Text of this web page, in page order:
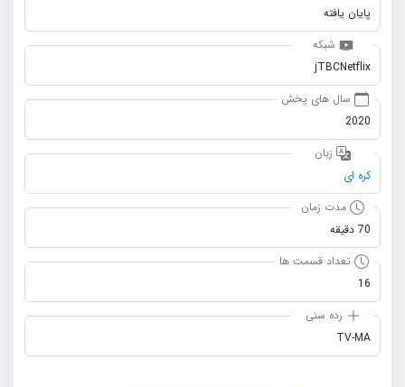
پایان یافته
شبکه
jTBCNetflix
سال های پخش
2020
زبان
کره ای
مدت زمان
70 دقیقه
تعداد قسمت ها
16
رده سنی
TV-MA